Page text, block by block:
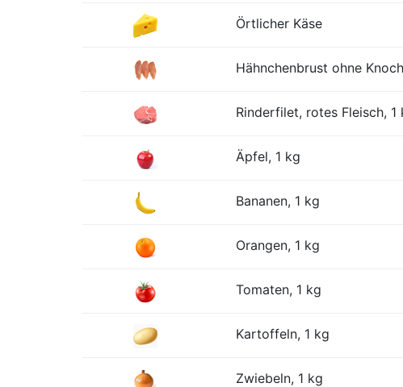
Örtlicher Käse
Hähnchenbrust ohne
Rinderfilet, rotes Fleisch, 1
Äpfel, 1 kg
Bananen, 1 kg
Orangen, 1 kg
Tomaten, 1 kg
Kartoffeln, 1 kg
Zwiebeln, 1 kg